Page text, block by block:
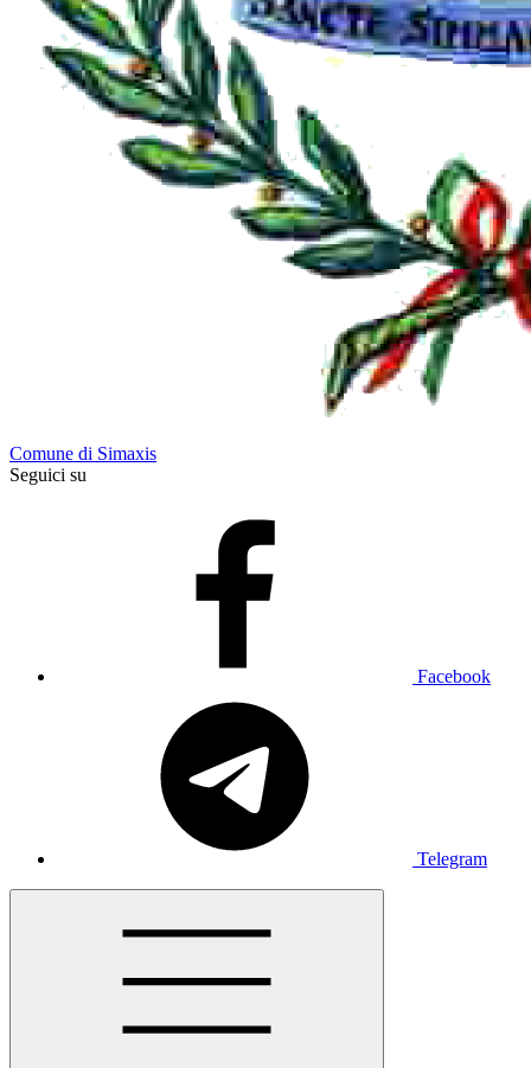
Comune di Simaxis
Seguici su
Facebook
Telegram